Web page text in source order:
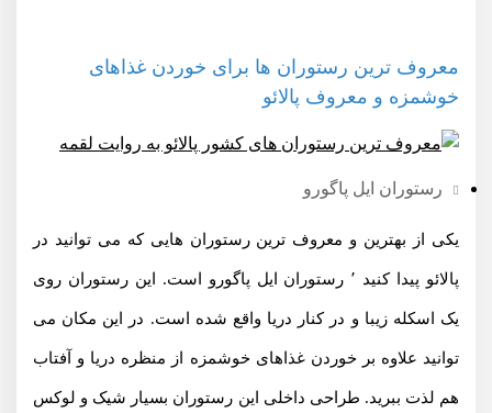
معروف ترین رستوران ها برای خوردن غذاهای
خوشمزه و معروف پالائو
رستوران ایل پاگورو
یکی از بهترین و معروف ترین رستوران هایی که می توانید در
پالائو پیدا کنید ٬ رستوران ایل پاگورو است. این رستوران روی
یک اسکله زیبا و در کنار دریا واقع شده است. در این مکان می
توانید علاوه بر خوردن غذاهای خوشمزه از منظره دریا و آفتاب
هم لذت ببرید. طراحی داخلی این رستوران بسیار شیک و لوکس